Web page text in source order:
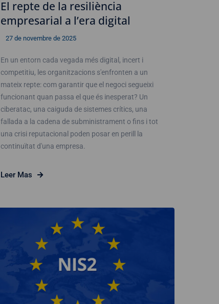
El repte de la resiliència
empresarial a l’era digital
27 de novembre de 2025
En un entorn cada vegada més digital, incert i
competitiu, les organitzacions s'enfronten a un
mateix repte: com garantir que el negoci segueixi
funcionant quan passa el que és inesperat? Un
ciberatac, una caiguda de sistemes crítics, una
fallada a la cadena de subministrament o fins i tot
una crisi reputacional poden posar en perill la
continuïtat d'una empresa.
Leer Mas